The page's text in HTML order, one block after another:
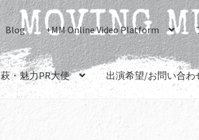
Blog +MM Online Video Platform
萩・魅力PR大使 出演希望/お問い合わ